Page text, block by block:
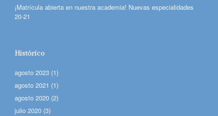
¡Matrícula abierta en nuestra academia! Nuevas especialidades
20-21
Histórico
agosto 2023 (1)
agosto 2021 (1)
agosto 2020 (2)
julio 2020 (3)